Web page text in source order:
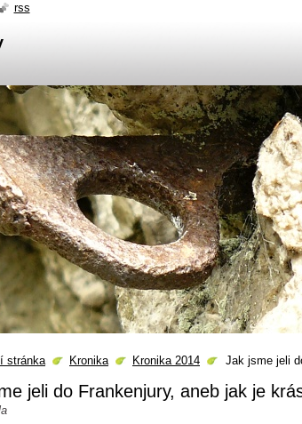
stránka Kronika Kronika 2014 Jak jsme jeli
jeli do Frankenjury, aneb jak je
rss